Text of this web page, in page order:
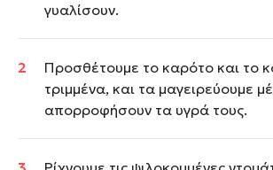
γυαλίσουν.
Προσθέτουμε το καρότο και το
τριμμένα, και τα μαγειρεύουμε
απορροφήσουν τα υγρά τους.